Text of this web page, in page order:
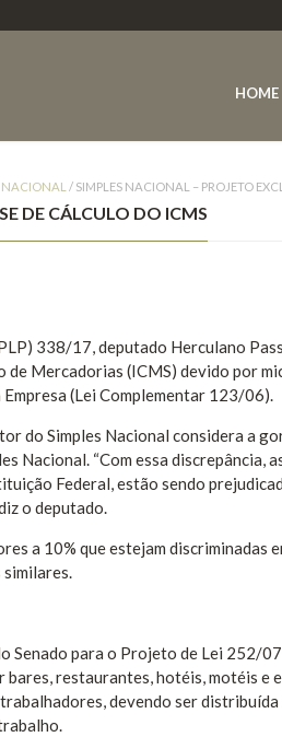
HOME
NACIONAL / SIMPLES NACIONAL – PROJETO
DE CÁLCULO DO ICMS
338/17, deputado Herculano
Mercadorias (ICMS) devido por
(Lei Complementar 123/06).
do Simples Nacional considera a
“Com essa discrepância,
Federal, estão sendo
o deputado.
a 10% que estejam discriminadas
Senado para o Projeto de Lei 252/
restaurantes, hotéis, motéis e
devendo ser